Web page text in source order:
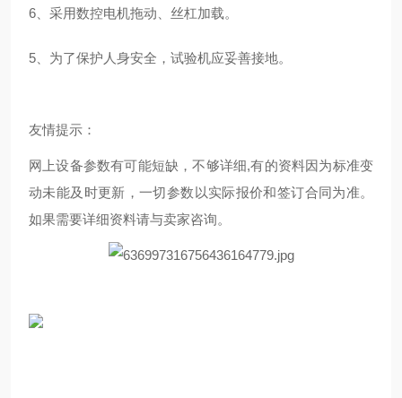
6、采用数控电机拖动、丝杠加载。
5、为了保护人身安全，试验机应妥善接地。
友情提示：
网上设备参数有可能短缺，不够详细,有的资料因为标准变
动未能及时更新，一切参数以实际报价和签订合同为准。
如果需要详细资料请与卖家咨询。